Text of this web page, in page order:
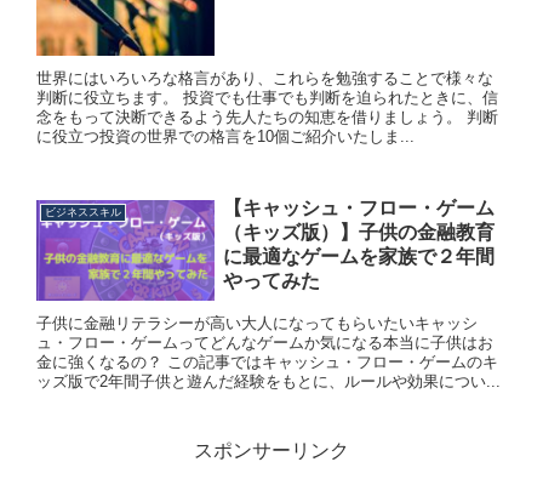
世界にはいろいろな格言があり、これらを勉強することで様々な
判断に役立ちます。 投資でも仕事でも判断を迫られたときに、信
念をもって決断できるよう先人たちの知恵を借りましょう。 判断
に役立つ投資の世界での格言を10個ご紹介いたしま...
ビジネススキル
【キャッシュ・フロー・ゲーム
（キッズ版）】子供の金融教育
に最適なゲームを家族で２年間
やってみた
子供に金融リテラシーが高い大人になってもらいたいキャッシ
ュ・フロー・ゲームってどんなゲームか気になる本当に子供はお
金に強くなるの？ この記事ではキャッシュ・フロー・ゲームのキ
ッズ版で2年間子供と遊んだ経験をもとに、ルールや効果につい...
スポンサーリンク